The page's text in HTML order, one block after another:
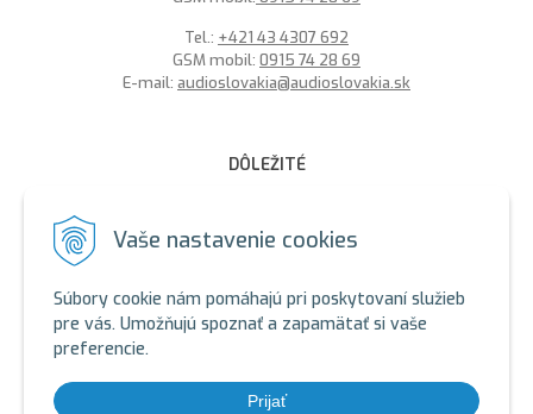
Vaše nastavenie cookies
Súbory cookie nám pomáhajú pri poskytovaní služieb
pre vás. Umožňujú spoznať a zapamätať si vaše
preferencie.
Prijať
Tel.: +421 43 4307 692
GSM mobil: 0915 74 28 69
E-mail: audioslovakia@audioslovakia.sk
DÔLEŽITÉ
Sme členmi spoločenstva SEWA, zabezpečujeme likvidáciu
sú zahrnuté v cene produktov.
SEWA - AUDIOSLOVAKIA s.r.o.